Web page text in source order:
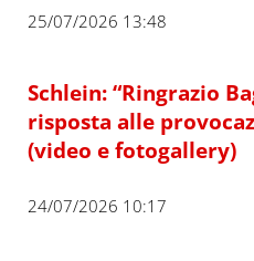
25/07/2026 13:48
Schlein: “Ringrazio
risposta alle
(video e fotogallery)
24/07/2026 10:17